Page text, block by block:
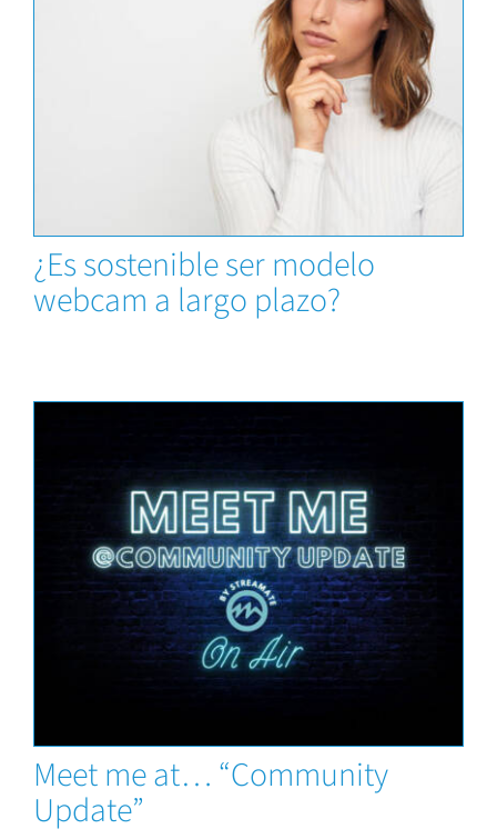
News
¿Es sostenible ser modelo
webcam a largo plazo?
Eventos News
Meet me at… “Community
Update”